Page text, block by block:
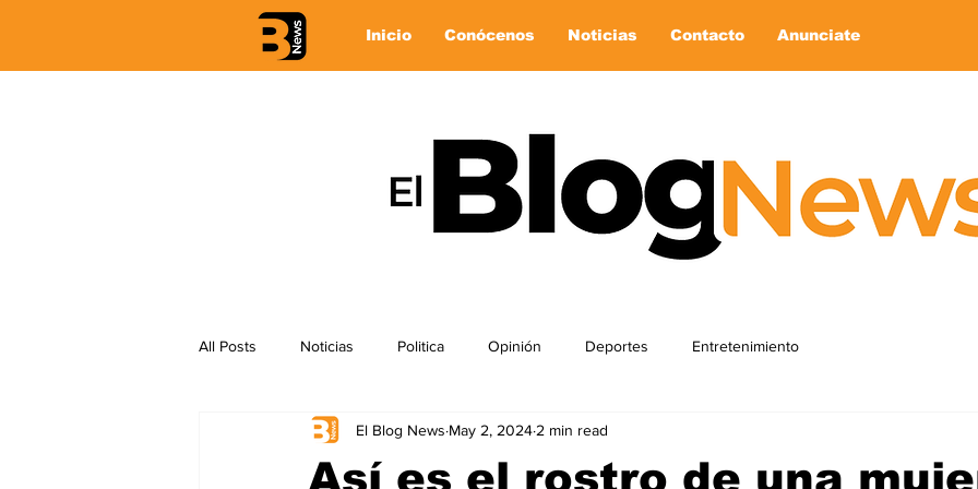
Inicio Conócenos Noticias Contacto Anunciate
All Posts Noticias Politica Opinión Deportes Entretenimiento
Así es el rostro de una
El Blog News May 2, 2024 2 min read